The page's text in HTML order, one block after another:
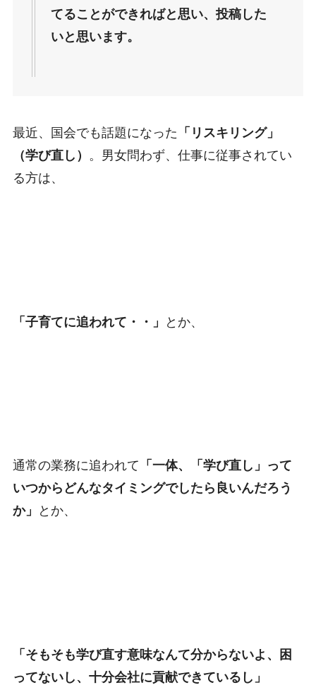
てることができればと思い、投稿した
いと思います。
最近、国会でも話題になった 「リスキリング」
（学び直し） 。男女問わず、仕事に従事されてい
る方は、
「子育てに追われて・・」 とか、
通常の業務に追われて 「一体、「学び直し」って
いつからどんなタイミングでしたら良いんだろう
か」
とか、
「そもそも学び直す意味なんて分からないよ、困
ってないし、十分会社に貢献できているし」